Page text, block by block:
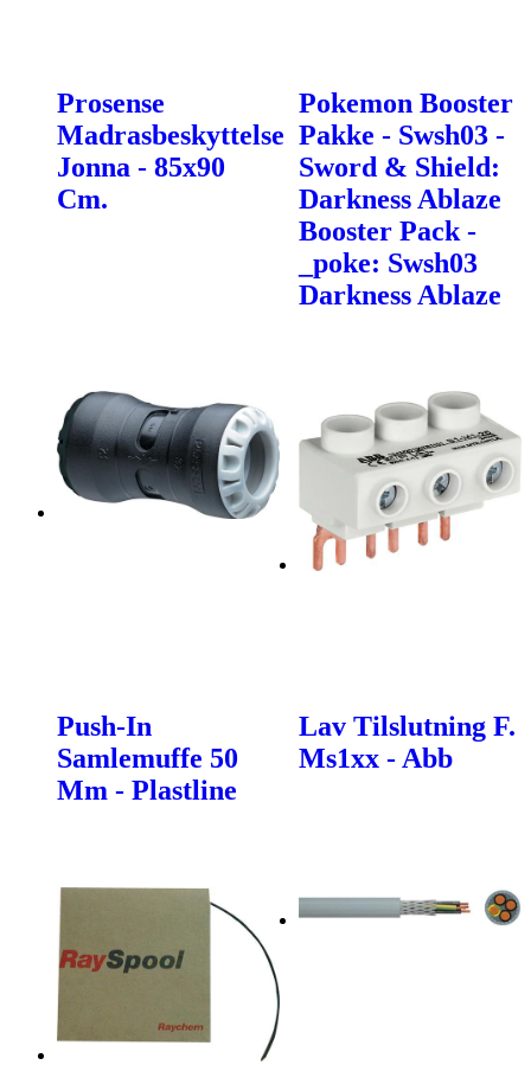
Prosense
Madrasbeskyttelse
Jonna - 85x90
Cm.
Pokemon Booster
Pakke - Swsh03 -
Sword & Shield:
Darkness Ablaze
Booster Pack -
_poke: Swsh03
Darkness Ablaze
Push-In
Samlemuffe 50
Mm - Plastline
Lav Tilslutning F.
Ms1xx - Abb